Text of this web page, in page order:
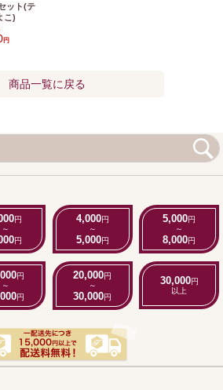
ット(テ
こ)
円
商品一覧に戻る
円
～
円
4,000円
～
5,000円
5,000円
～
8,000円
円
～
円
20,000円
～
30,000円
30,000円
以上